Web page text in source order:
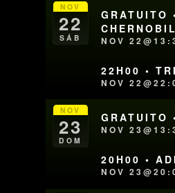
NOV
22
SÁB
GRATUITO
NOV
22H00 •
NOV
NOV
23
DOM
GRATUITO
NOV
20H00 •
NOV